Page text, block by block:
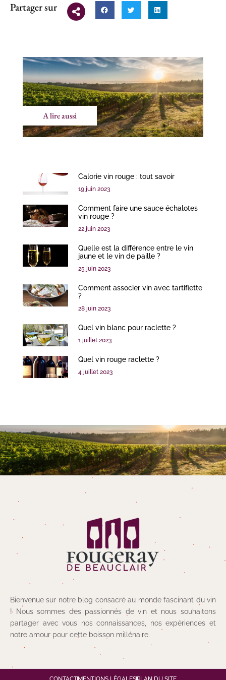
Partager sur
A lire aussi
Calorie vin rouge : tout savoir
19 juin 2023
Comment faire une sauce échalotes
vin rouge ?
22 juin 2023
Quelle est la différence entre le vin
jaune et le vin de paille ?
25 juin 2023
Comment associer vin avec tartiflette
?
28 juin 2023
Quel vin blanc pour raclette ?
1 juillet 2023
Quel vin rouge raclette ?
4 juillet 2023
Bienvenue sur notre blog consacré au monde fascinant du vin
! Nous sommes des passionnés de vin et nous souhaitons
partager avec vous nos connaissances, nos expériences et
notre amour pour cette boisson millénaire.